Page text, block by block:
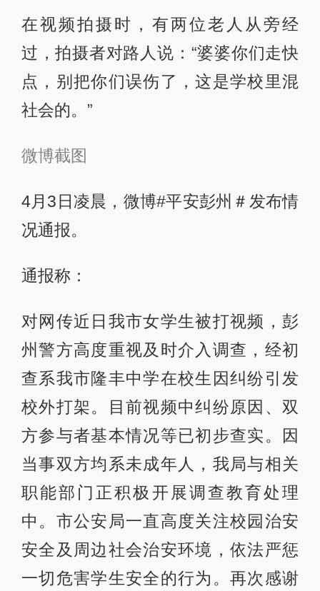
在视频拍摄时，有两位老人从旁经
过，拍摄者对路人说：“婆婆你们走快
点，别把你们误伤了，这是学校里混
社会的。”
微博截图
4月3日凌晨，微博#平安彭州＃发布情
况通报。
通报称：
对网传近日我市女学生被打视频，彭
州警方高度重视及时介入调查，经初
查系我市隆丰中学在校生因纠纷引发
校外打架。目前视频中纠纷原因、双
方参与者基本情况等已初步查实。因
当事双方均系未成年人，我局与相关
职能部门正积极开展调查教育处理
中。市公安局一直高度关注校园治安
安全及周边社会治安环境，依法严惩
一切危害学生安全的行为。再次感谢